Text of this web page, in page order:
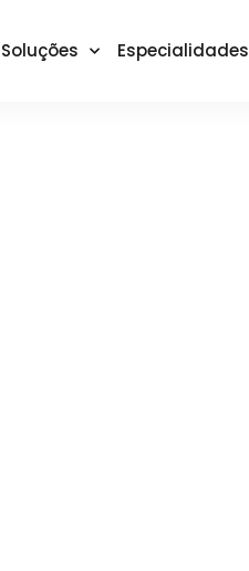
Soluções Especialidades